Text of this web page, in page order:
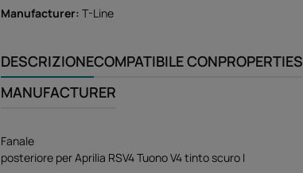
Manufacturer:T-Line
DESCRIZIONECOMPATIBILE CONPROPERTIES
MANUFACTURER
Fanale
posteriore per Aprilia RSV4 Tuono V4 tinto scuro I